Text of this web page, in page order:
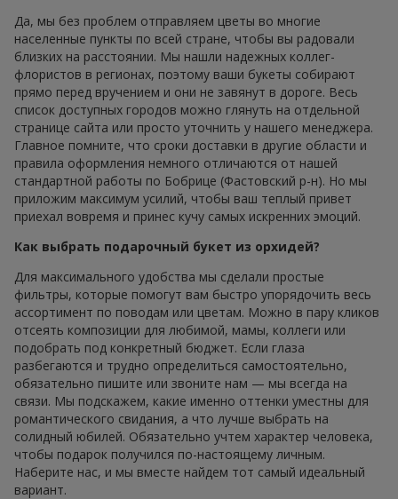
Да, мы без проблем отправляем цветы во многие
населенные пункты по всей стране, чтобы вы радовали
близких на расстоянии. Мы нашли надежных коллег-
флористов в регионах, поэтому ваши букеты собирают
прямо перед вручением и они не завянут в дороге. Весь
список доступных городов можно глянуть на отдельной
странице сайта или просто уточнить у нашего менеджера.
Главное помните, что сроки доставки в другие области и
правила оформления немного отличаются от нашей
стандартной работы по Бобрице (Фастовский р-н). Но мы
приложим максимум усилий, чтобы ваш теплый привет
приехал вовремя и принес кучу самых искренних эмоций.
Как выбрать подарочный букет из орхидей?
Для максимального удобства мы сделали простые
фильтры, которые помогут вам быстро упорядочить весь
ассортимент по поводам или цветам. Можно в пару кликов
отсеять композиции для любимой, мамы, коллеги или
подобрать под конкретный бюджет. Если глаза
разбегаются и трудно определиться самостоятельно,
обязательно пишите или звоните нам — мы всегда на
связи. Мы подскажем, какие именно оттенки уместны для
романтического свидания, а что лучше выбрать на
солидный юбилей. Обязательно учтем характер человека,
чтобы подарок получился по-настоящему личным.
Наберите нас, и мы вместе найдем тот самый идеальный
вариант.